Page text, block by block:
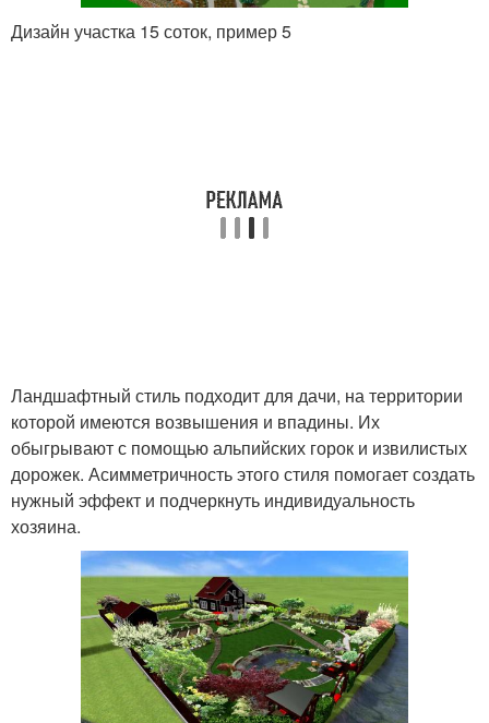
Дизайн участка 15 соток, пример 5
Ландшафтный стиль подходит для дачи, на территории
которой имеются возвышения и впадины. Их
обыгрывают с помощью альпийских горок и извилистых
дорожек. Асимметричность этого стиля помогает создать
нужный эффект и подчеркнуть индивидуальность
хозяина.